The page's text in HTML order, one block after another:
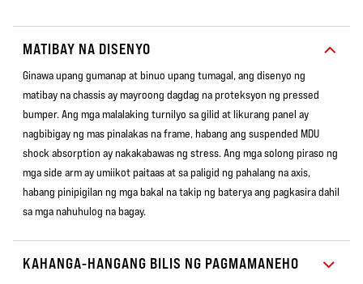
MATIBAY NA DISENYO
Ginawa upang gumanap at binuo upang tumagal, ang disenyo ng
matibay na chassis ay mayroong dagdag na proteksyon ng pressed
bumper. Ang mga malalaking turnilyo sa gilid at likurang panel ay
nagbibigay ng mas pinalakas na frame, habang ang suspended MDU
shock absorption ay nakakabawas ng stress. Ang mga solong piraso ng
mga side arm ay umiikot paitaas at sa paligid ng pahalang na axis,
habang pinipigilan ng mga bakal na takip ng baterya ang pagkasira dahil
sa mga nahuhulog na bagay.
KAHANGA-HANGANG BILIS NG PAGMAMANEHO